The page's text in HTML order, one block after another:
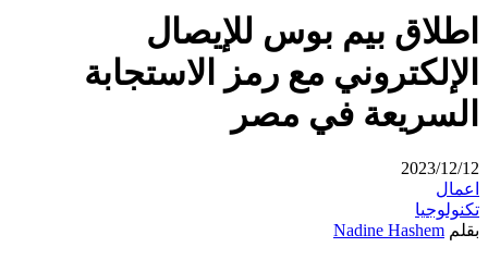
اطلاق بيم بوس للإيصال
الإلكتروني مع رمز الاستجابة
السريعة في مصر
2023/12/12
اعمال
تكنولوجيا
بقلم Nadine Hashem